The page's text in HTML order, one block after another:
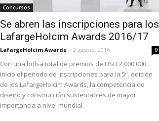
Concursos
Se abren las inscripciones para los
LafargeHolcim Awards 2016/17
LafargeHolcim Awards - 2 agosto, 2016 0
Con una bolsa total de premios de USD 2,000,000,
inició el periodo de inscripciones para la 5ª. edición
de los LafargeHolcim Awards, la competencia de
diseño y construcción sustentables de mayor
importancia a nivel mundial.